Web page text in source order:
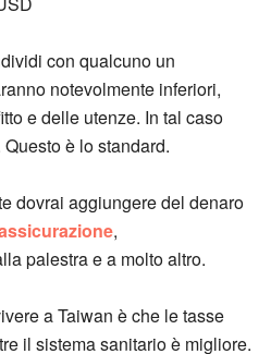
con qualcuno un
notevolmente inferiori,
e delle utenze. In tal caso
è lo standard.
dovrai aggiungere del denaro
,
palestra e a molto altro.
a Taiwan è che le tasse
il sistema sanitario è migliore.